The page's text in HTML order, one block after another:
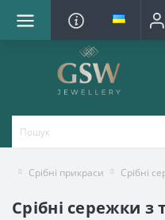
Срібні прикраси Срібні
Срібні сережки з